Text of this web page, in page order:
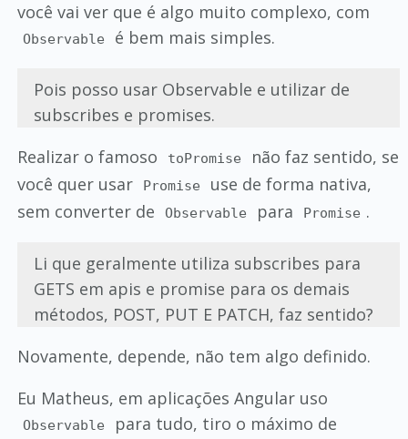
você vai ver que é algo muito complexo, com
Observable é bem mais simples.
Pois posso usar Observable e utilizar de
subscribes e promises.
Realizar o famoso
toPromise
não faz sentido, se
você quer usar
Promise
use de forma nativa,
sem converter de
Observable para Promise .
Li que geralmente utiliza subscribes para
GETS em apis e promise para os demais
métodos, POST, PUT E PATCH, faz sentido?
Novamente, depende, não tem algo definido.
Eu Matheus, em aplicações Angular uso
Observable
para tudo, tiro o máximo de